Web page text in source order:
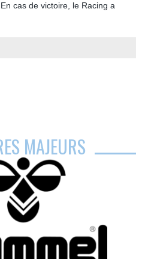
cas de victoire, le Racing a
MAJEURS